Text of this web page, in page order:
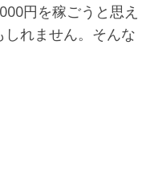
円を稼ごうと思え
れません。そんな